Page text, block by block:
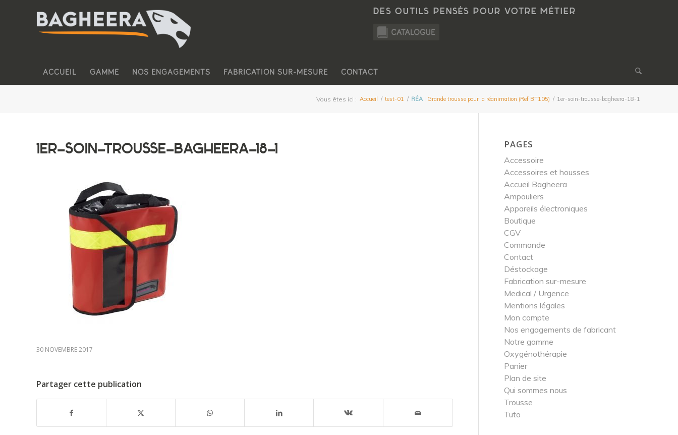
DES OUTILS PENSÉS POUR VOTRE MÉTIER
ACCUEIL GAMME NOS ENGAGEMENTS FABRICATION SUR-MESURE CONTACT
Vous êtes ici : Accueil / test-01 / RÉA | Grande trousse pour la réanimation (Ref BT105) / 1er-soin-trousse-bagheera-18-1
1ER-SOIN-TROUSSE-BAGHEERA-18-1
30 NOVEMBRE 2017
Partager cette publication
PAGES
Accessoire
Accessoires et housses
Accueil Bagheera
Ampouliers
Appareils électroniques
Boutique
CGV
Commande
Contact
Déstockage
Fabrication sur-mesure
Medical / Urgence
Mentions légales
Mon compte
Nos engagements de fabricant
Notre gamme
Oxygénothérapie
Panier
Plan de site
Qui sommes nous
Trousse
Tuto